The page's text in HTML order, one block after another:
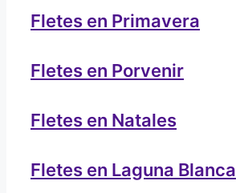
Fletes en Primavera
Fletes en Porvenir
Fletes en Natales
Fletes en Laguna Blanca